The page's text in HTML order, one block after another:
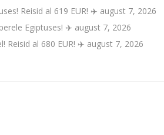
Reisid al 619 EUR! ✈️ august 7, 2026
Egiptuses! ✈️ august 7, 2026
Reisid al 680 EUR! ✈️ august 7, 2026